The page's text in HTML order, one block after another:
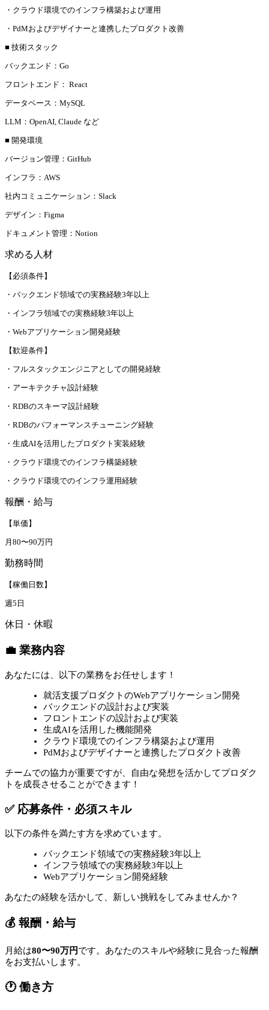
・クラウド環境でのインフラ構築および運用
・PdMおよびデザイナーと連携したプロダクト改善
■ 技術スタック
バックエンド：Go
フロントエンド： React
データベース：MySQL
LLM：OpenAI, Claude など
■ 開発環境
バージョン管理：GitHub
インフラ：AWS
社内コミュニケーション：Slack
デザイン：Figma
ドキュメント管理：Notion
求める人材
【必須条件】
・バックエンド領域での実務経験3年以上
・インフラ領域での実務経験3年以上
・Webアプリケーション開発経験
【歓迎条件】
・フルスタックエンジニアとしての開発経験
・アーキテクチャ設計経験
・RDBのスキーマ設計経験
・RDBのパフォーマンスチューニング経験
・生成AIを活用したプロダクト実装経験
・クラウド環境でのインフラ構築経験
・クラウド環境でのインフラ運用経験
報酬・給与
【単価】
月80〜90万円
勤務時間
【稼働日数】
週5日
休日・休暇
💼 業務内容
あなたには、以下の業務をお任せします！
就活支援プロダクトのWebアプリケーション開発
バックエンドの設計および実装
フロントエンドの設計および実装
生成AIを活用した機能開発
クラウド環境でのインフラ構築および運用
PdMおよびデザイナーと連携したプロダクト改善
チームでの協力が重要ですが、自由な発想を活かしてプロダク
トを成長させることができます！
✅ 応募条件・必須スキル
以下の条件を満たす方を求めています。
バックエンド領域での実務経験3年以上
インフラ領域での実務経験3年以上
Webアプリケーション開発経験
あなたの経験を活かして、新しい挑戦をしてみませんか？
💰 報酬・給与
月給は80〜90万円です。あなたのスキルや経験に見合った報酬
をお支払いします。
🕐 働き方